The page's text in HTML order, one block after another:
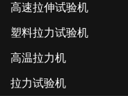
高速拉伸试验机
塑料拉力试验机
高温拉力机
拉力试验机